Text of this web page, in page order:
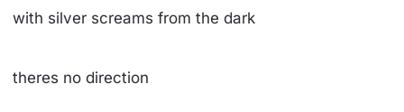
with silver screams from the dark
theres no direction